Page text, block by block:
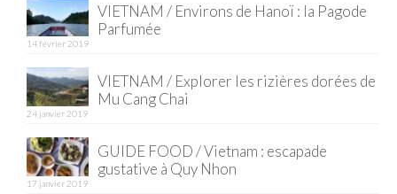
VIETNAM / Environs de Hanoï : la Pagode
Parfumée
14 février 2019
VIETNAM / Explorer les rizières dorées de
Mu Cang Chai
24 janvier 2019
GUIDE FOOD / Vietnam : escapade
gustative à Quy Nhon
17 janvier 2019